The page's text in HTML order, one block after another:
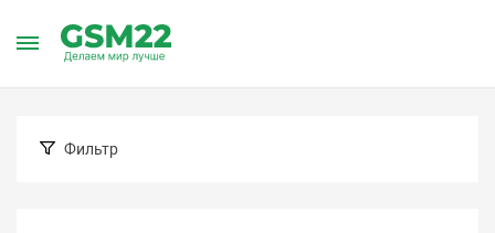
Главная Каталог товаров
Фильтр